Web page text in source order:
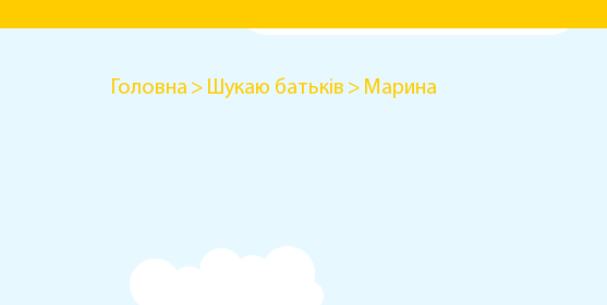
Головна Шукаю батьків Марина